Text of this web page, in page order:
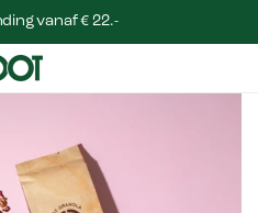
vanaf € 22.-